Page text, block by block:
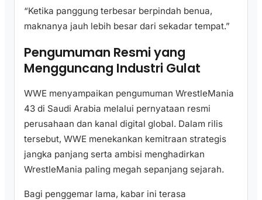
“Ketika panggung terbesar berpindah benua,
maknanya jauh lebih besar dari sekadar tempat.”
Pengumuman Resmi yang
Mengguncang Industri Gulat
WWE menyampaikan pengumuman WrestleMania
43 di Saudi Arabia melalui pernyataan resmi
perusahaan dan kanal digital global. Dalam rilis
tersebut, WWE menekankan kemitraan strategis
jangka panjang serta ambisi menghadirkan
WrestleMania paling megah sepanjang sejarah.
Bagi penggemar lama, kabar ini terasa